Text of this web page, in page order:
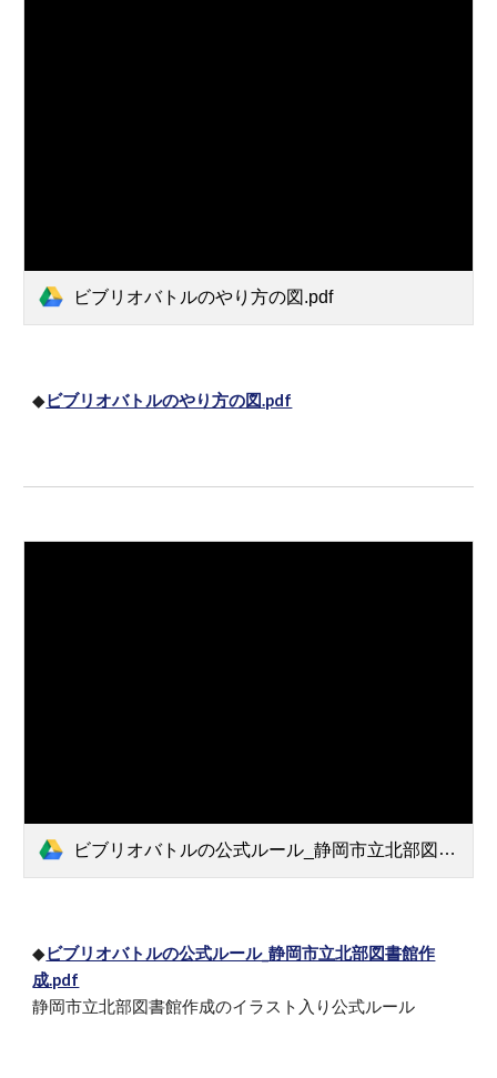
ビブリオバトルのやり方の図.pdf
◆ビブリオバトルのやり方の図.pdf
ビブリオバトルの公式ルール_静岡市立北部図書館作成.pdf
◆ビブリオバトルの公式ルール_静岡市立北部図書館作
成.pdf
静岡市立北部図書館作成のイラスト入り公式ルール